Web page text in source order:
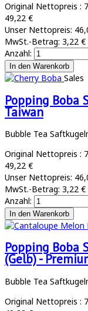
Original Nettopreis :
49,22 €
Unser Nettopreis:
MwSt.-Betrag: 3,22 €
Anzahl:
Sales
Popping Boba
Taiwan
Bubble Tea
Original Nettopreis :
49,22 €
Unser Nettopreis:
MwSt.-Betrag: 3,22 €
Anzahl:
Popping Boba
(Gelb) -
Bubble Tea
Original Nettopreis :